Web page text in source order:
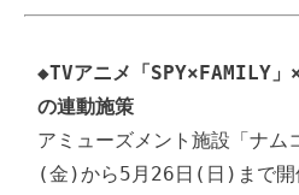
◆TVアニメ「SPY×FAMILY」
の連動施策
アミューズメント施設「ナ
(金)から5月26日(日)まで開